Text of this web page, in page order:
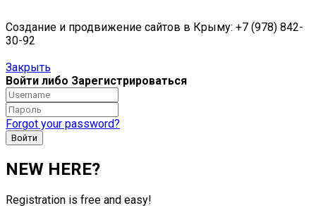
Создание и продвижение сайтов в Крыму: +7 (978) 842-
30-92
Закрыть
Войти либо Зарегистрироваться
Forgot your password?
NEW HERE?
Registration is free and easy!